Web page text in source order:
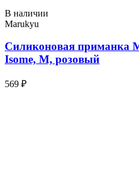
В наличии
Marukyu
Силиконовая приманка
Isome, M, розовый
569 ₽